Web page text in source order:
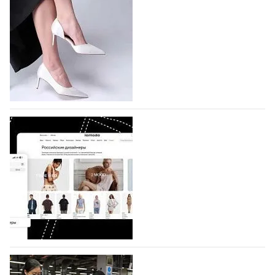
подано 1047 заявок
На участие в седьмой Московской неделе моды,
которая пройдет в российской столице с 26 сентября
по 1 октября, уже подано 1047 заявок. Примерно
половину из них (494) прислали дизайнеры,
коллекции которых не были представлены в…
07.08.2026 844
BALLINA представит свои новинки на Euro
Shoes
Компания BALLINA Guangzhou Lihuang Footwear
Co., Ltd., основанная в 2011 году и расположенная в
Гуанчжоу, столице моды Китая, является
профессиональной обувной компанией,
объединяющей разработку, производство и…
07.08.2026 713
На платформе Lamoda - новый раздел и